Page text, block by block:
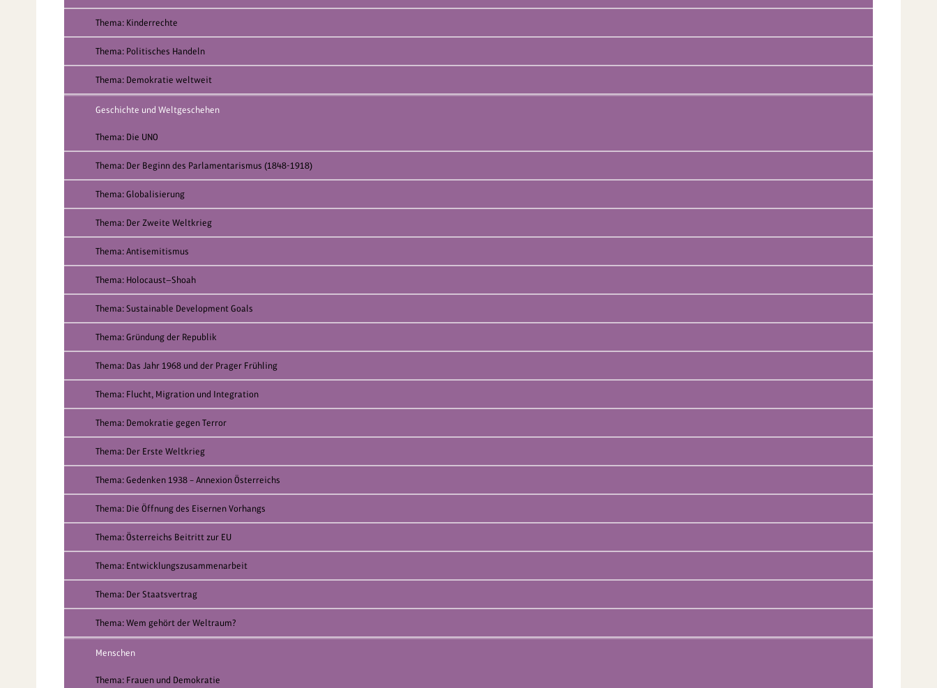
Thema: Kinderrechte
Thema: Politisches Handeln
Thema: Demokratie weltweit
Geschichte und Weltgeschehen
Thema: Die UNO
Thema: Der Beginn des Parlamentarismus (1848-1918)
Thema: Globalisierung
Thema: Der Zweite Weltkrieg
Thema: Antisemitismus
Thema: Holocaust—Shoah
Thema: Sustainable Development Goals
Thema: Gründung der Republik
Thema: Das Jahr 1968 und der Prager Frühling
Thema: Flucht, Migration und Integration
Thema: Demokratie gegen Terror
Thema: Der Erste Weltkrieg
Thema: Gedenken 1938 – Annexion Österreichs
Thema: Die Öffnung des Eisernen Vorhangs
Thema: Österreichs Beitritt zur EU
Thema: Entwicklungszusammenarbeit
Thema: Der Staatsvertrag
Thema: Wem gehört der Weltraum?
Menschen
Thema: Frauen und Demokratie